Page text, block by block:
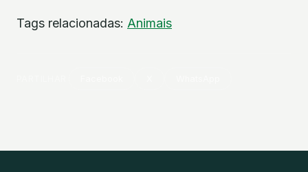
Tags relacionadas: Animais